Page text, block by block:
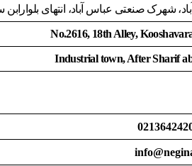
صنعتی عباس آباد، انتهای بلوارابن
No.2616, 18th Alley,
Industrial town, After Sharif